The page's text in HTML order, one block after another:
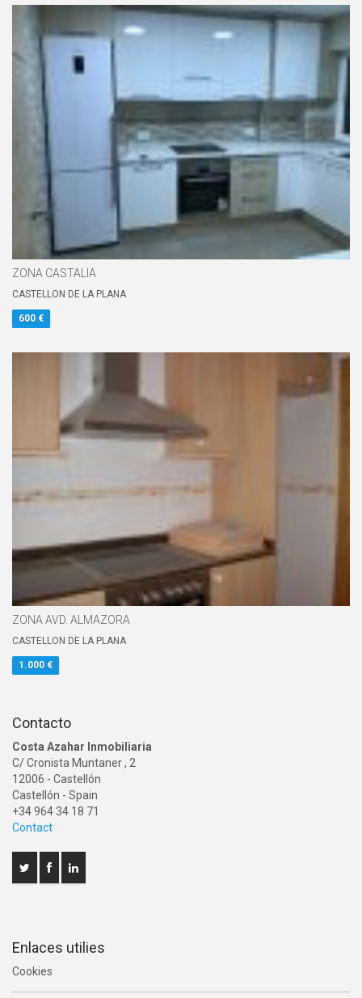
ZONA CASTALIA
CASTELLON DE LA PLANA
600 €
ZONA AVD. ALMAZORA
CASTELLON DE LA PLANA
1.000 €
Contacto
Costa Azahar Inmobiliaria
C/ Cronista Muntaner , 2
12006 - Castellón
Castellón - Spain
+34 964 34 18 71
Contact
Enlaces utilies
Cookies